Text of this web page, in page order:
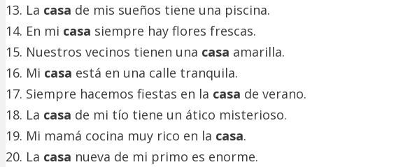
13. La casa de mis sueños tiene una piscina.
14. En mi casa siempre hay flores frescas.
15. Nuestros vecinos tienen una casa amarilla.
16. Mi casa está en una calle tranquila.
17. Siempre hacemos fiestas en la casa de verano.
18. La casa de mi tío tiene un ático misterioso.
19. Mi mamá cocina muy rico en la casa.
20. La casa nueva de mi primo es enorme.